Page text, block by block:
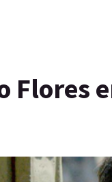
Flores